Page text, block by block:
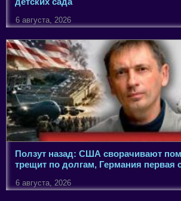
6 августа, 2026
Ползут назад: США сворачивают
трещит по долгам, Германия первая
6 августа, 2026